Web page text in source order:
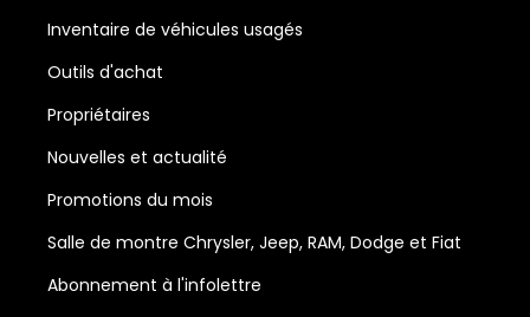
Inventaire de véhicules usagés
Outils d'achat
Propriétaires
Nouvelles et actualité
Promotions du mois
Salle de montre Chrysler, Jeep, RAM, Dodge et Fiat
Abonnement à l'infolettre